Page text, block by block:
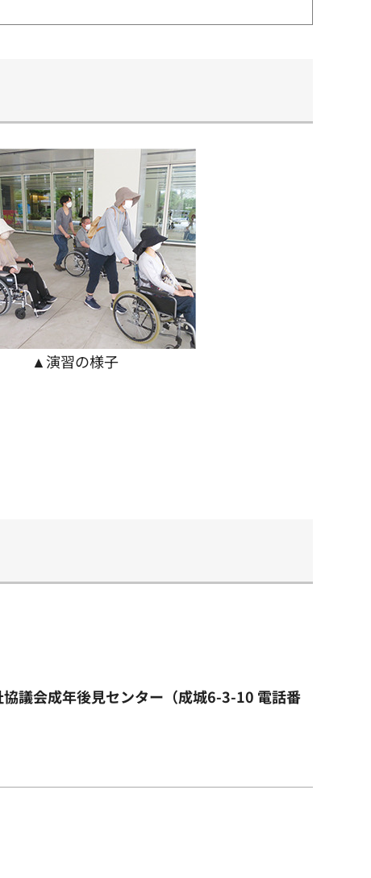
▲演習の様子
議会成年後見センター（成城6-3-10 電話番